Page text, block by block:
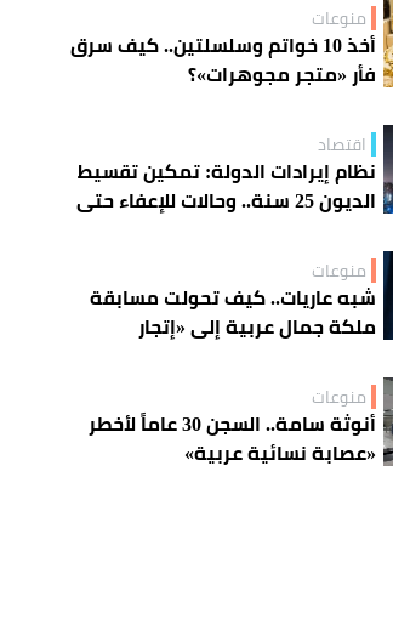
منوعات
أخذ 10 خواتم وسلسلتين.. كيف سرق
فأر «متجر مجوهرات»؟
اقتصاد
نظام إيرادات الدولة: تمكين تقسيط
الديون 25 سنة.. وحالات للإعفاء حتى
منوعات
شبه عاريات.. كيف تحولت مسابقة
ملكة جمال عربية إلى «إتجار
منوعات
أنوثة سامة.. السجن 30 عاماً لأخطر
«عصابة نسائية عربية»